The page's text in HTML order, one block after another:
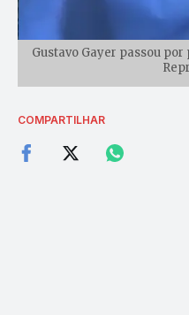
Gustavo Gayer passou
COMPARTILHAR